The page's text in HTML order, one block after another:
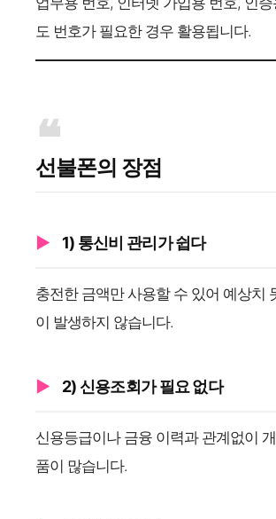
도 번호가 필요한 경우 활용됩니다.
선불폰의 장점
1) 통신비 관리가 쉽다
충전한 금액만 사용할 수 있어 예상치
이 발생하지 않습니다.
2) 신용조회가 필요 없다
신용등급이나 금융 이력과 관계없이
품이 많습니다.